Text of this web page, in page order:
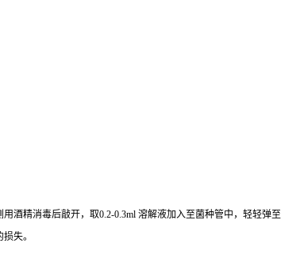
酒精消毒后敲开，取0.2-0.3ml 溶解液加入至菌种管中，轻轻
失。